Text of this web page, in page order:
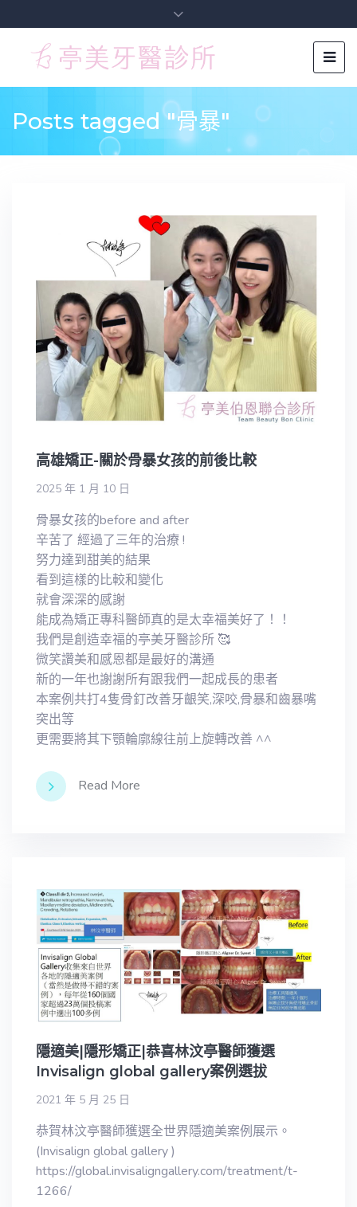
Posts tagged "骨暴"
高雄矯正-關於骨暴女孩的前後比較
2025 年 1 月 10 日
骨暴女孩的before and after
辛苦了 經過了三年的治療 !
努力達到甜美的結果
看到這樣的比較和變化
就會深深的感謝
能成為矯正專科醫師真的是太幸福美好了！！
我們是創造幸福的亭美牙醫診所 🥰
微笑讚美和感恩都是最好的溝通
新的一年也謝謝所有跟我們一起成長的患者
本案例共打4隻骨釘改善牙齦笑,深咬,骨暴和齒暴嘴
突出等
更需要將其下顎輪廓線往前上旋轉改善 ^^
Read More
隱適美|隱形矯正|恭喜林汶亭醫師獲選
Invisalign global gallery案例選拔
2021 年 5 月 25 日
恭賀林汶亭醫師獲選全世界隱適美案例展示。
(Invisalign global gallery )
https://global.invisaligngallery.com/treatment/t-
1266/